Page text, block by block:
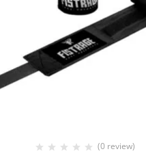
(0 review)